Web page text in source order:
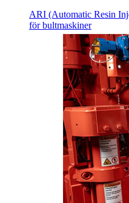
ARI (Automatic Resin
för bultmaskiner